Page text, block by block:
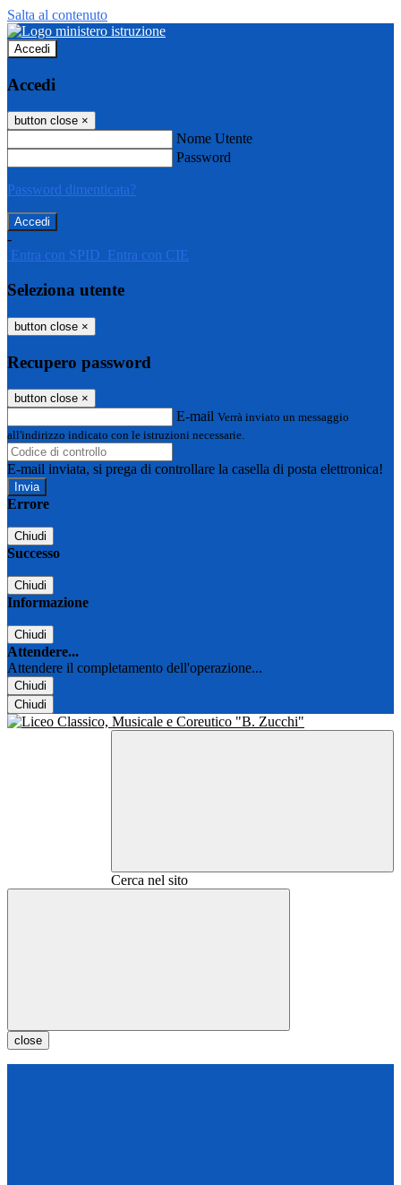
Salta al contenuto
Accedi
Accedi
button close ×
Nome Utente
Password
Password dimenticata?
-
Entra con SPID Entra con CIE
Seleziona utente
button close ×
Recupero password
button close ×
E-mail Verrà inviato un messaggio
all'indirizzo indicato con le istruzioni necessarie.
E-mail inviata, si prega di controllare la casella di posta elettronica!
Errore
Chiudi
Successo
Chiudi
Informazione
Chiudi
Attendere...
Attendere il completamento dell'operazione...
Chiudi
Chiudi
Cerca nel sito
close